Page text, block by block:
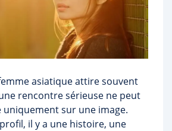
asiatique attire souvent
rencontre sérieuse ne peut
uniquement sur une image.
il y a une histoire, une